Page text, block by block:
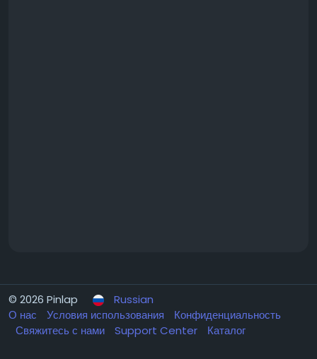
© 2026 Pinlap
Russian
О нас
Условия использования
Конфиденциальность
Свяжитесь с нами
Support Center Каталог